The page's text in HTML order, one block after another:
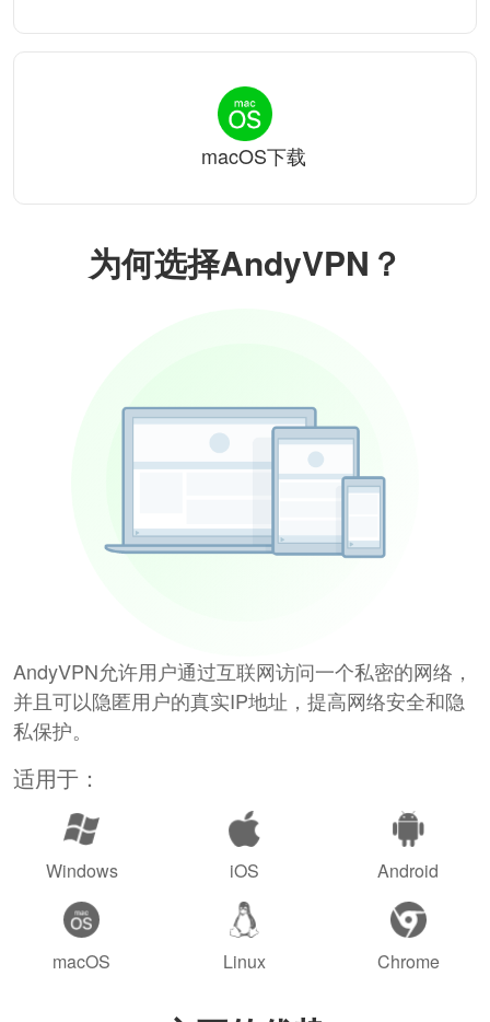
为何选择AndyVPN？
AndyVPN允许用户通过互联网访问一个私密的网络，
并且可以隐匿用户的真实IP地址，提高网络安全和隐
私保护。
适用于：
Windows iOS Android
macOS Linux Chrome
macOS下载